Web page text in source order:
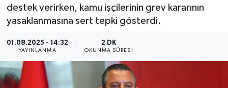
destek verirken, kamu işçilerinin grev kararının
yasaklanmasına sert tepki gösterdi.
01.08.2025 - 14:32
YAYINLANMA
2 DK
OKUNMA SÜRESI
Resmi İlan
Siyaset
Spor
Son Dakika Haberleri
Haber Arşivi